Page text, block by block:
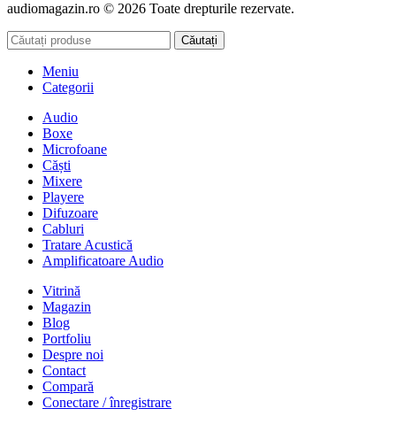
audiomagazin.ro © 2026 Toate drepturile rezervate.
Căutați
Meniu
Categorii
Audio
Boxe
Microfoane
Căști
Mixere
Playere
Difuzoare
Cabluri
Tratare Acustică
Amplificatoare Audio
Vitrină
Magazin
Blog
Portfoliu
Despre noi
Contact
Compară
Conectare / înregistrare